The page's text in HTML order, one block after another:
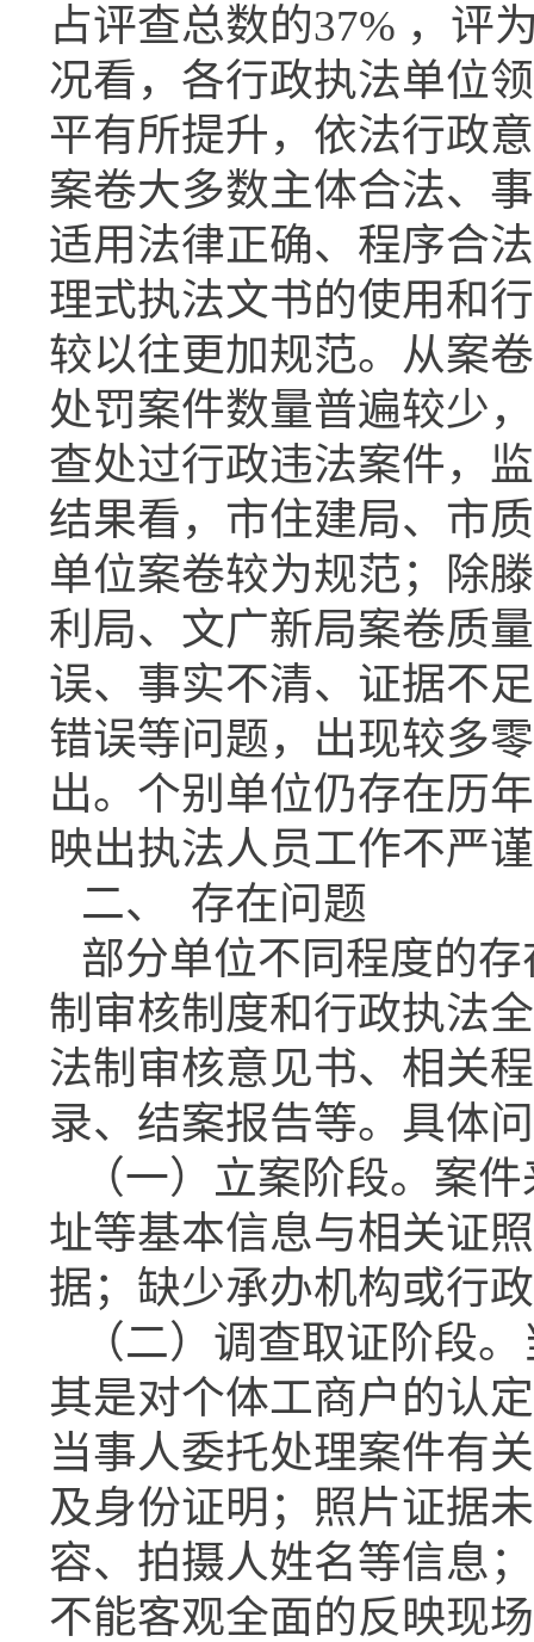
占评查总数的37% ，评
况看，各行政执法单位
平有所提升，依法行政
案卷大多数主体合法、
适用法律正确、程序合
理式执法文书的使用和
较以往更加规范。从案
处罚案件数量普遍较少
查处过行政违法案件，
结果看，市住建局、市
单位案卷较为规范；除
利局、文广新局案卷质
误、事实不清、证据不
错误等问题，出现较多
出。个别单位仍存在历
映出执法人员工作不严
二、 存在问题
部分单位不同程度的
制审核制度和行政执法
法制审核意见书、相关
录、结案报告等。具体
（一）立案阶段。案
址等基本信息与相关证
据；缺少承办机构或行
（二）调查取证阶段
其是对个体工商户的认
当事人委托处理案件有
及身份证明；照片证据
容、拍摄人姓名等信息
不能客观全面的反映现